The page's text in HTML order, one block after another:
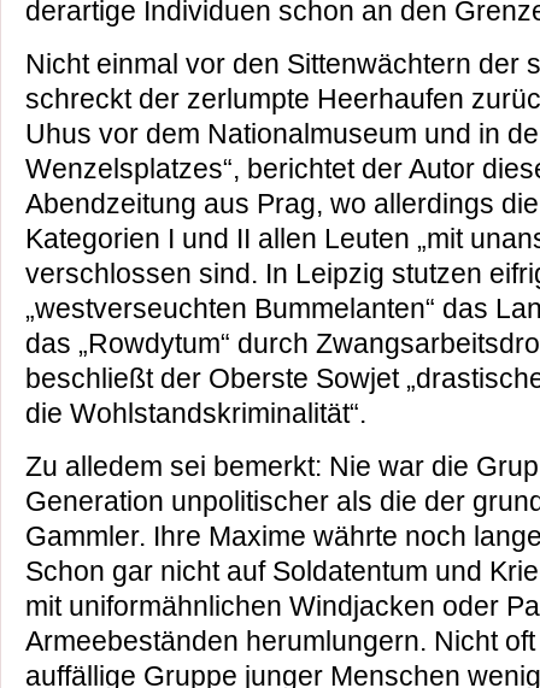
derartige Individuen schon an den
Nicht einmal vor den Sittenwächtern der
schreckt der zerlumpte Heerhaufen
Uhus vor dem Nationalmuseum und in
Wenzelsplatzes“, berichtet der Autor
Abendzeitung aus Prag, wo allerdings
Kategorien I und II allen Leuten „mit
verschlossen sind. In Leipzig stutzen
„westverseuchten Bummelanten“ das
das „Rowdytum“ durch
beschließt der Oberste Sowjet
die Wohlstandskriminalität“.
Zu alledem sei bemerkt: Nie war die
Generation unpolitischer als die der
Gammler. Ihre Maxime währte noch
Schon gar nicht auf Soldatentum und
mit uniformähnlichen Windjacken oder
Armeebeständen herumlungern. Nicht
auffällige Gruppe junger Menschen